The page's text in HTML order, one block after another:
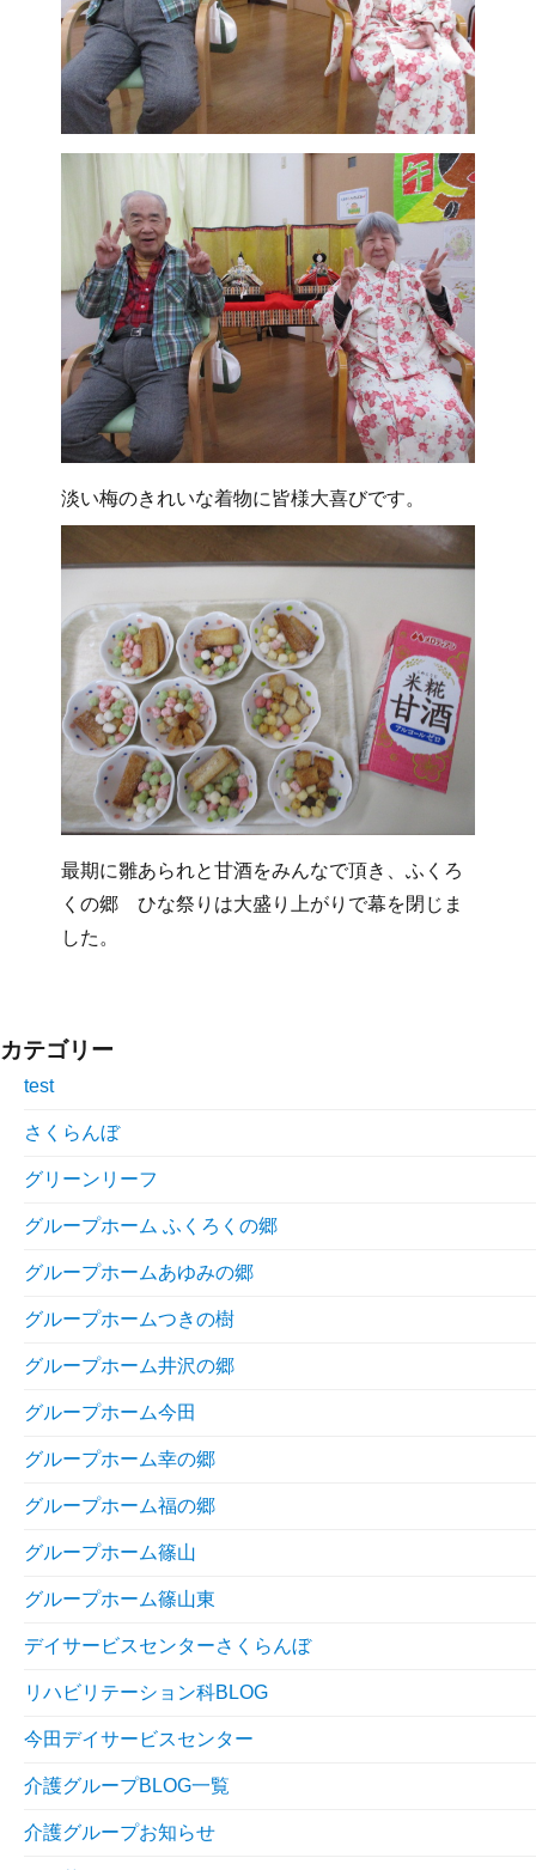
淡い梅のきれいな着物に皆様大喜びです。
最期に雛あられと甘酒をみんなで頂き、ふくろ
くの郷 ひな祭りは大盛り上がりで幕を閉じま
した。
カテゴリー
test
さくらんぼ
グリーンリーフ
グループホーム ふくろくの郷
グループホームあゆみの郷
グループホームつきの樹
グループホーム井沢の郷
グループホーム今田
グループホーム幸の郷
グループホーム福の郷
グループホーム篠山
グループホーム篠山東
デイサービスセンターさくらんぼ
リハビリテーション科BLOG
今田デイサービスセンター
介護グループBLOG一覧
介護グループお知らせ